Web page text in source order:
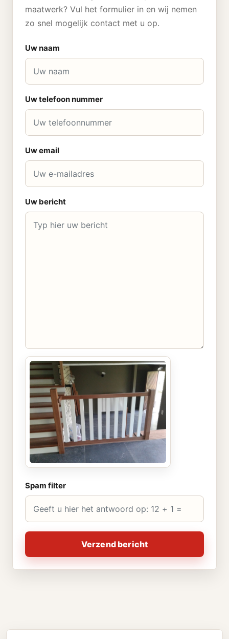
maatwerk? Vul het formulier in en wij nemen
zo snel mogelijk contact met u op.
Uw naam
Uw telefoon nummer
Uw email
Uw bericht
Spam filter
Verzend bericht